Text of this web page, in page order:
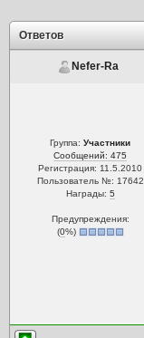
Ответов
Nefer-Ra
Группа:Участники
Сообщений: 475
Регистрация: 11.5.2010
Пользователь №: 17642
Награды: 5
Предупреждения:
(0%)